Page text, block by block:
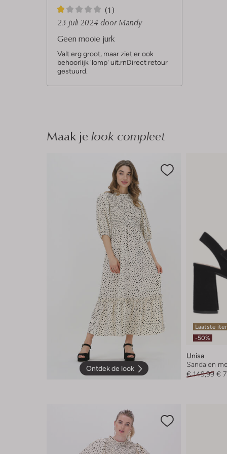
1
S
t
e
r
(1)
23 juli 2024 door Mandy
Geen mooie jurk
Valt erg groot, maar ziet er ook
behoorlijk 'lomp' uit.rnDirect retour
gestuurd.
Maak je look compleet
Ontdek de look
Laatste
-50%
Unisa
Sandalen
€ 149,99 €